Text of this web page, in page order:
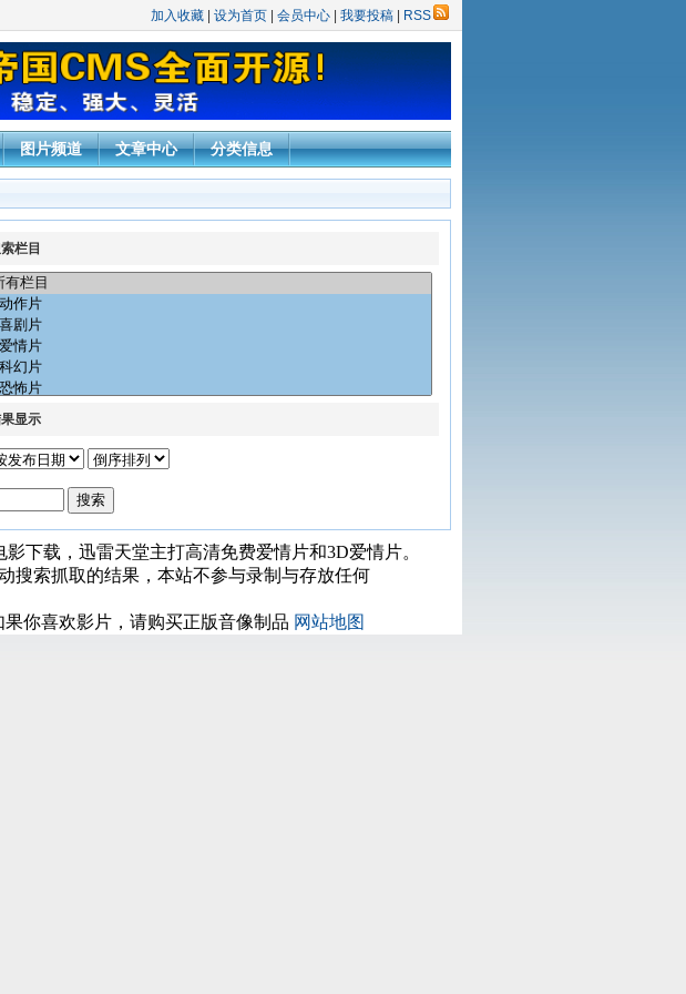
加入收藏 设为首页 会员中心 我要投稿 RSS
图片频道 文章中心 分类信息
栏目
显示
下载，迅雷天堂主打高清免费爱情片和3D爱情片。
搜索抓取的结果，本站不参与录制与存放任何
你喜欢影片，请购买正版音像制品 网站地图